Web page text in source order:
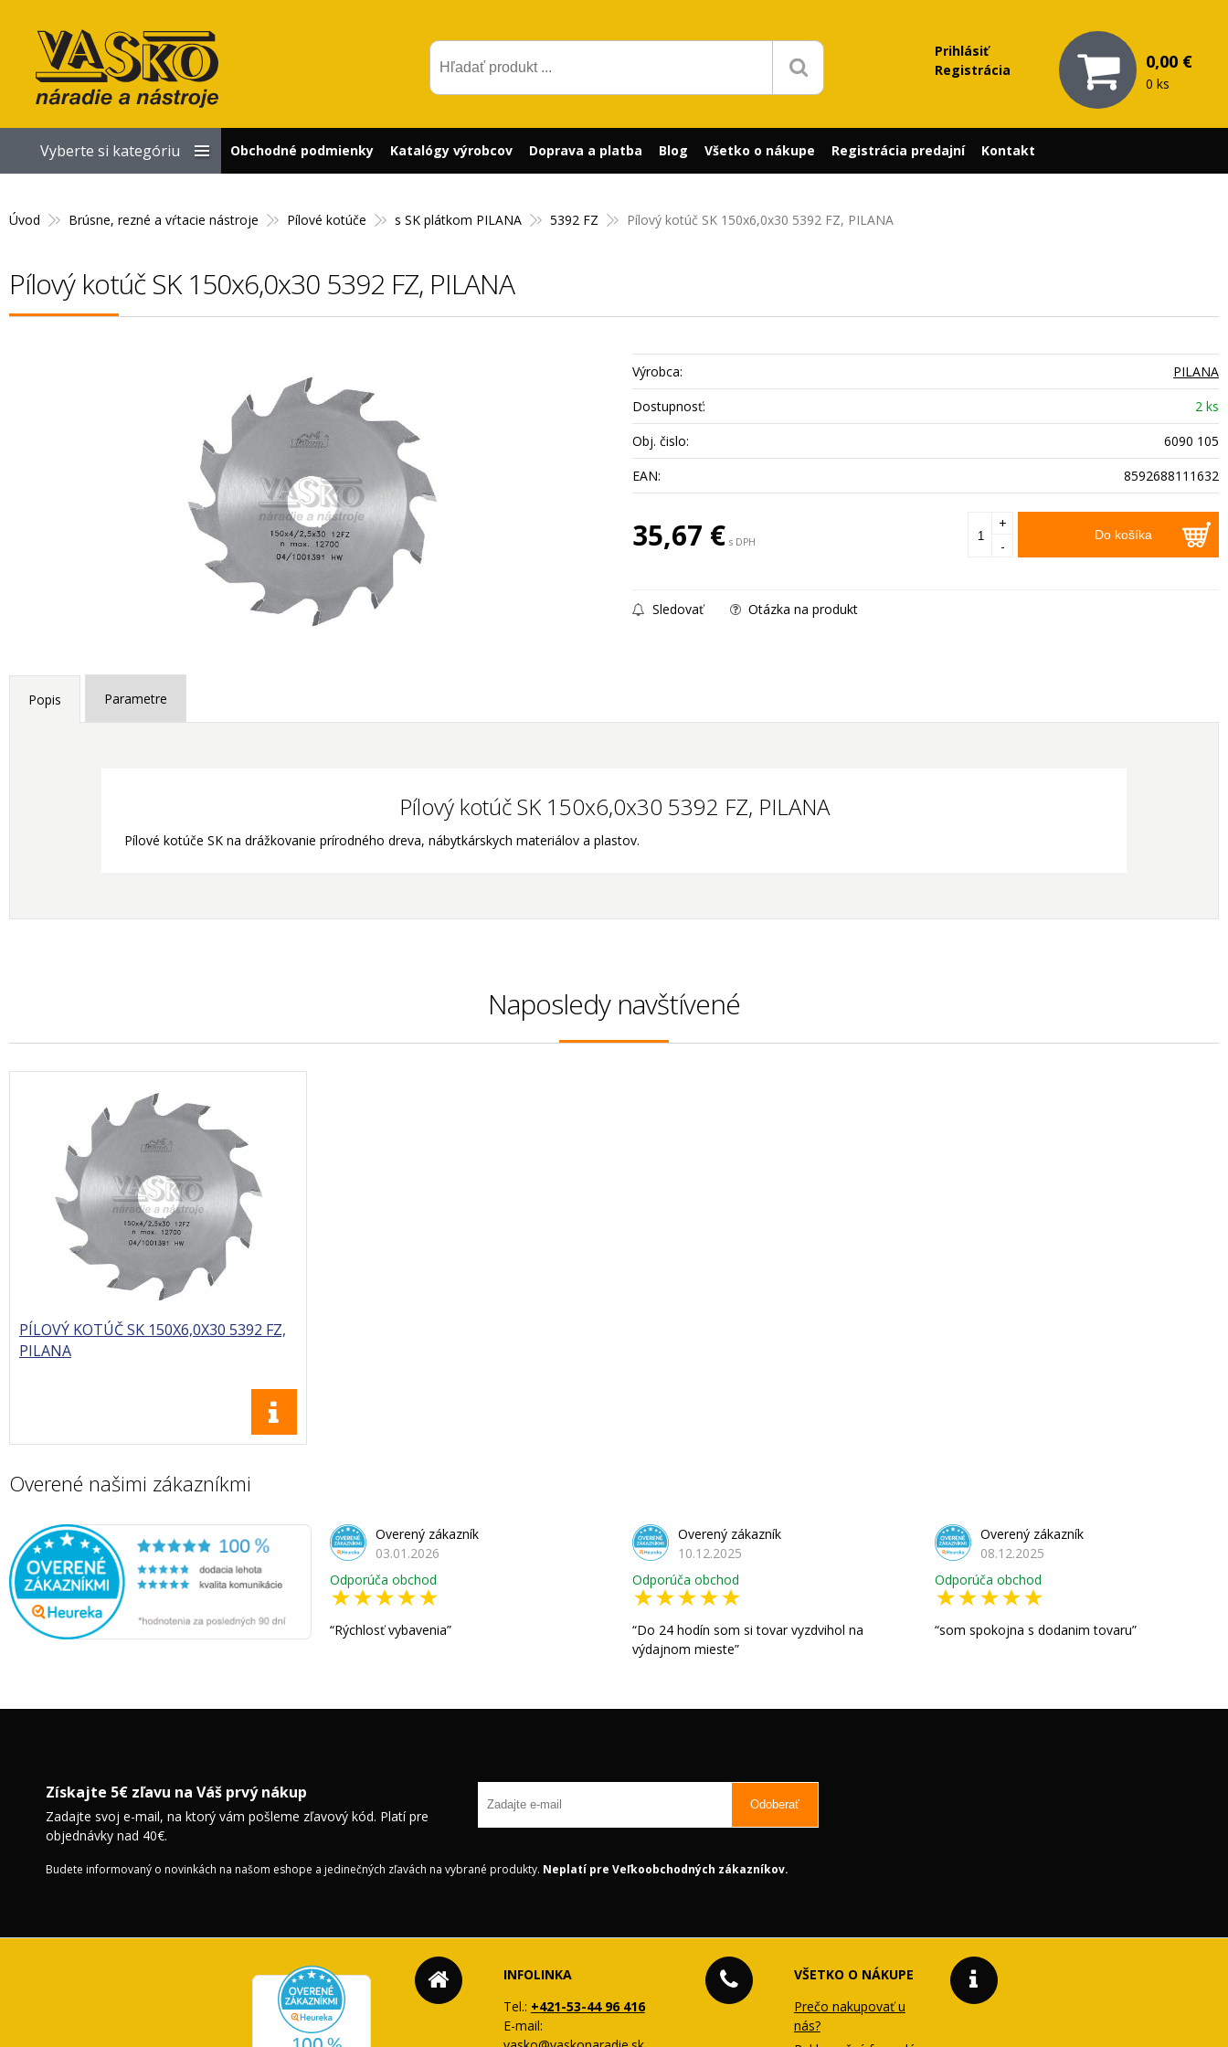
Prihlásiť
Registrácia
0,00 €
0 ks
Úvod Brúsne, rezné a vŕtacie nástroje Pílové kotúče s SK plátkom PILANA 5392 FZ Pílový kotúč SK 150x6,0x30 5392 FZ, PILANA
Pílový kotúč SK 150x6,0x30 5392 FZ, PILANA
Výrobca:
PILANA
Dostupnosť:
2 ks
Obj. čislo:
6090 105
EAN:
8592688111632
35,67 € s DPH Do košíka
+
-
Sledovať Otázka na produkt
Popis Parametre
Pílový kotúč SK 150x6,0x30 5392 FZ, PILANA
Pílové kotúče SK na drážkovanie prírodného dreva, nábytkárskych materiálov a plastov.
Naposledy navštívené
PÍLOVÝ KOTÚČ SK 150X6,0X30 5392 FZ,
PILANA
Overené našimi zákazníkmi
Overený zákazník
03.01.2026
Odporúča obchod
Rýchlosť vybavenia
Overený zákazník
10.12.2025
Odporúča obchod
Do 24 hodín som si tovar vyzdvihol na
výdajnom mieste
Overený zákazník
08.12.2025
Odporúča obchod
som spokojna s dodanim tovaru
Vyberte si kategóriu Obchodné podmienky Katalógy výrobcov Doprava a platba Blog Všetko o nákupe Registrácia predajní Kontakt
Získajte 5€ zľavu na Váš prvý nákup
Zadajte svoj e-mail, na ktorý vám pošleme zľavový kód. Platí pre
objednávky nad 40€.
Odoberať
Budete informovaný o novinkách na našom eshope a jedinečných zľavách na vybrané produkty. Neplatí pre Veľkoobchodných zákazníkov.
INFOLINKA
Tel.: +421-53-44 96 416
E-mail:
VŠETKO O NÁKUPE
Prečo nakupovať u
nás?